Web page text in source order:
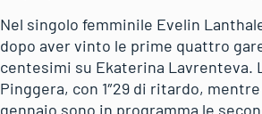
Nel singolo femminile Evelin
dopo aver vinto le prime quattro
centesimi su Ekaterina Lavrenteva.
Pinggera, con 1″29 di ritardo,
gennaio sono in programma le